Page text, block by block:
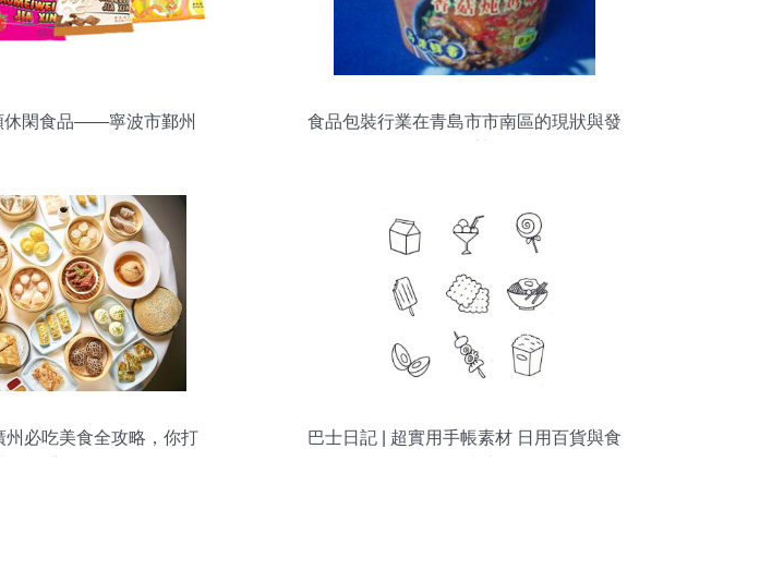
休閑食品——寧波市鄞州
食品包裝行業在青島市市南區的現狀與發
州必吃美食全攻略，你打
巴士日記 | 超實用手帳素材 日用百貨與食